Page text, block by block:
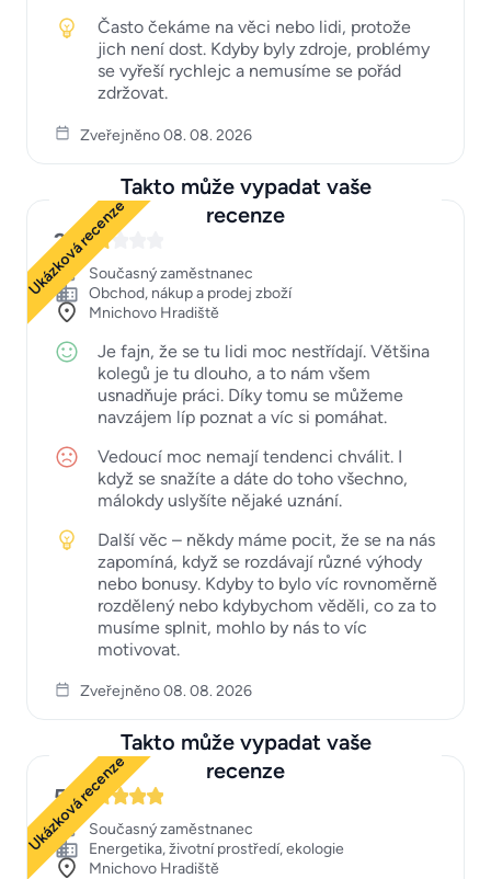
Často čekáme na věci nebo lidi, protože
jich není dost. Kdyby byly zdroje, problémy
se vyřeší rychlejc a nemusíme se pořád
zdržovat.
Zveřejněno 08. 08. 2026
Takto může vypadat vaše
recenze
Ukázková recenze
2
Současný zaměstnanec
Obchod, nákup a prodej zboží
Mnichovo Hradiště
Je fajn, že se tu lidi moc nestřídají. Většina
kolegů je tu dlouho, a to nám všem
usnadňuje práci. Díky tomu se můžeme
navzájem líp poznat a víc si pomáhat.
Vedoucí moc nemají tendenci chválit. I
když se snažíte a dáte do toho všechno,
málokdy uslyšíte nějaké uznání.
Další věc – někdy máme pocit, že se na nás
zapomíná, když se rozdávají různé výhody
nebo bonusy. Kdyby to bylo víc rovnoměrně
rozdělený nebo kdybychom věděli, co za to
musíme splnit, mohlo by nás to víc
motivovat.
Zveřejněno 08. 08. 2026
Takto může vypadat vaše
recenze
Ukázková recenze
5
Současný zaměstnanec
Energetika, životní prostředí, ekologie
Mnichovo Hradiště